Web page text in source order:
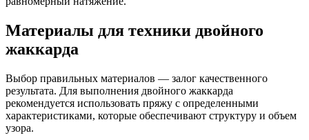
Материалы для техники двойного
жаккарда
Выбор правильных материалов — залог качественного
результата. Для выполнения двойного жаккарда
рекомендуется использовать пряжу с определенными
характеристиками, которые обеспечивают структуру и объем
узора.